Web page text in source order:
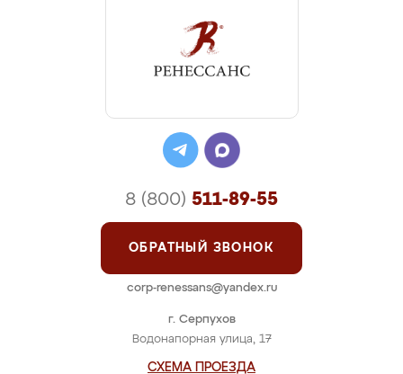
г. Серпухов
Водонапорная улица, 17
СХЕМА ПРОЕЗДА
8 (800) 511-89-55
ОБРАТНЫЙ ЗВОНОК
corp-renessans@yandex.ru